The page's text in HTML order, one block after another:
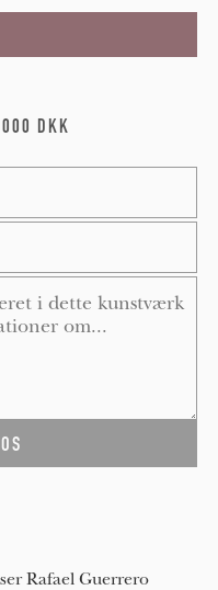
DKK
Rafael Guerrero